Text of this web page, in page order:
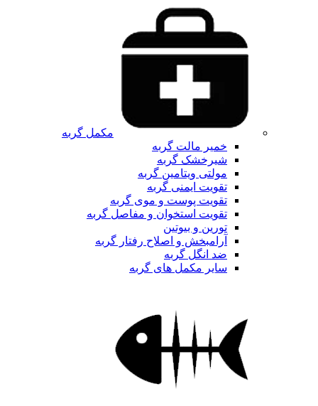
مکمل گربه
خمیر مالت گربه
شیرخشک گربه
مولتی ویتامین گربه
تقویت ایمنی گربه
تقویت پوست و موی گربه
تقویت استخوان و مفاصل گربه
تورین و بیوتین
آرامبخش و اصلاح رفتار گربه
ضد انگل گربه
سایر مکمل های گربه